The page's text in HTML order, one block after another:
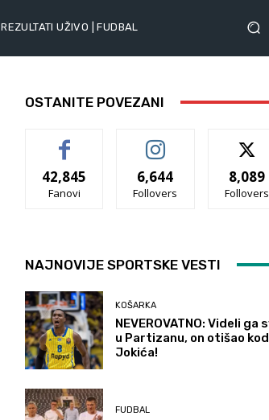
REZULTATI UŽIVO | FUDBAL
OSTANITE POVEZANI
42,845
Fanovi
6,644
Follovers
8,089
Follovers
NAJNOVIJE SPORTSKE VESTI
KOŠARKA
NEVEROVATNO: Videli ga
u Partizanu, on otišao kod
Jokića!
FUDBAL